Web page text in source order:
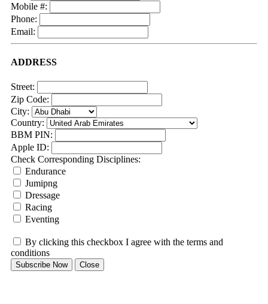
Mobile #:
Phone:
Email:
ADDRESS
Street:
Zip Code:
City:
Country:
BBM PIN:
Apple ID:
Check Corresponding Disciplines:
Endurance
Jumipng
Dressage
Racing
Eventing
By clicking this checkbox I agree with the terms and
conditions
Subscribe Now Close